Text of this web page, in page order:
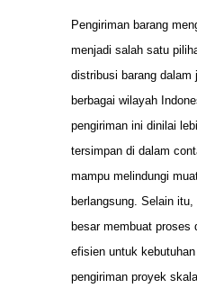
Pengiriman barang
menjadi salah satu
distribusi barang dalam
berbagai wilayah
pengiriman ini dinilai
tersimpan di dalam
mampu melindungi
berlangsung. Selain
besar membuat proses
efisien untuk
pengiriman proyek